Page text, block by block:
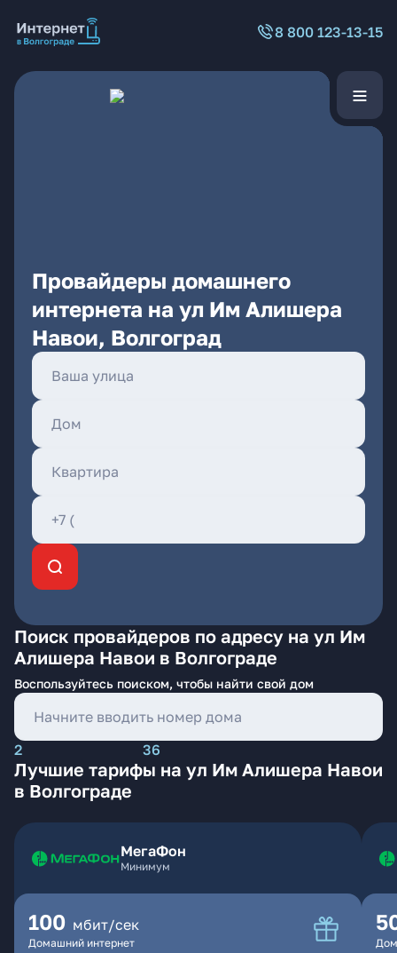
8 800 123-13-15
Провайдеры домашнего
интернета на ул Им Алишера
Навои, Волгоград
Поиск провайдеров по адресу на ул Им
Алишера Навои в Волгограде
Воспользуйтесь поиском, чтобы найти свой дом
2 36
Лучшие тарифы на ул Им Алишера Навои
в Волгограде
МегаФон
Минимум
100 мбит/сек
Домашний интернет